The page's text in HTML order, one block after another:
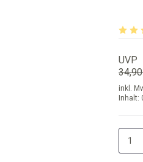
Inhalt:
inkl.
UVP